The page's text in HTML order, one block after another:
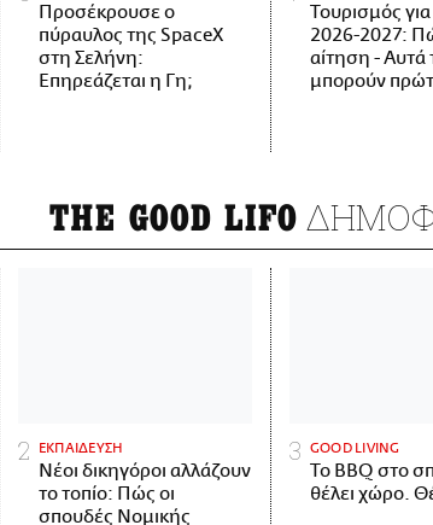
Προσέκρουσε ο
πύραυλος της SpaceX
στη Σελήνη:
Επηρεάζεται η Γη;
Τουρισμός
2026-2027:
αίτηση -
μπορούν
THE GOOD LIFO
ΕΚΠΑΙΔΕΥΣΗ
Νέοι δικηγόροι αλλάζουν
το τοπίο: Πώς οι
σπουδές Νομικής
GOOD LIVING
Το BBQ στο
θέλει χώρο.